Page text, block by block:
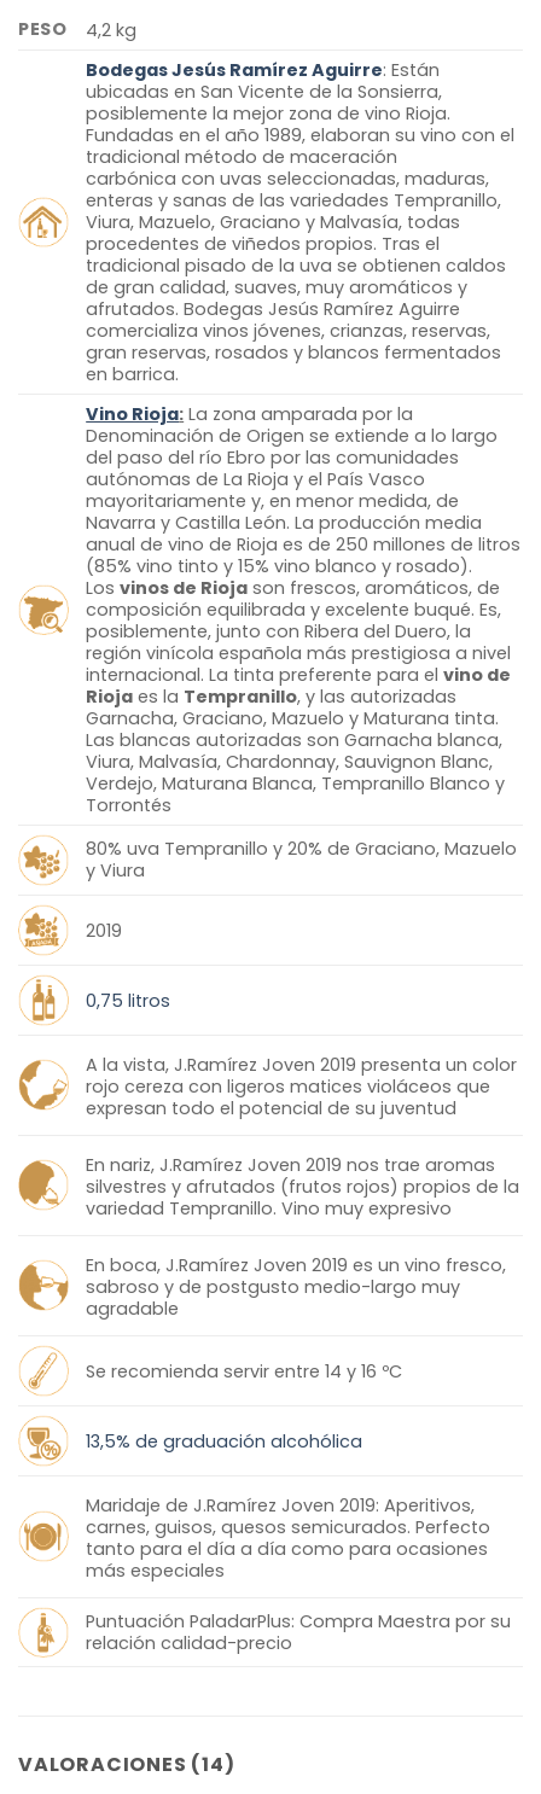
PESO
4,2 kg
Bodegas Jesús Ramírez Aguirre: Están
ubicadas en San Vicente de la Sonsierra,
posiblemente la mejor zona de vino Rioja.
Fundadas en el año 1989, elaboran su vino con el
tradicional método de maceración
carbónica con uvas seleccionadas, maduras,
enteras y sanas de las variedades Tempranillo,
Viura, Mazuelo, Graciano y Malvasía, todas
procedentes de viñedos propios. Tras el
tradicional pisado de la uva se obtienen caldos
de gran calidad, suaves, muy aromáticos y
afrutados. Bodegas Jesús Ramírez Aguirre
comercializa vinos jóvenes, crianzas, reservas,
gran reservas, rosados y blancos fermentados
en barrica.
Vino Rioja: La zona amparada por la
Denominación de Origen se extiende a lo largo
del paso del río Ebro por las comunidades
autónomas de La Rioja y el País Vasco
mayoritariamente y, en menor medida, de
Navarra y Castilla León. La producción media
anual de vino de Rioja es de 250 millones de litros
(85% vino tinto y 15% vino blanco y rosado).
Losvinos de Rioja son frescos, aromáticos, de
composición equilibrada y excelente buqué. Es,
posiblemente, junto con Ribera del Duero, la
región vinícola española más prestigiosa a nivel
internacional. La tinta preferente para elvino de
Rioja es la Tempranillo, y las autorizadas
Garnacha, Graciano, Mazuelo y Maturana tinta.
Las blancas autorizadas son Garnacha blanca,
Viura, Malvasía, Chardonnay, Sauvignon Blanc,
Verdejo, Maturana Blanca, Tempranillo Blanco y
Torrontés
80% uva Tempranillo y 20% de Graciano, Mazuelo
y Viura
2019
0,75 litros
A la vista, J.Ramírez Joven 2019 presenta un color
rojo cereza con ligeros matices violáceos que
expresan todo el potencial de su juventud
En nariz, J.Ramírez Joven 2019 nos trae aromas
silvestres y afrutados (frutos rojos) propios de la
variedad Tempranillo. Vino muy expresivo
En boca, J.Ramírez Joven 2019 es un vino fresco,
sabroso y de postgusto medio-largo muy
agradable
Se recomienda servir entre 14 y 16 ºC
13,5% de graduación alcohólica
Maridaje de J.Ramírez Joven 2019: Aperitivos,
carnes, guisos, quesos semicurados. Perfecto
tanto para el día a día como para ocasiones
más especiales
Puntuación PaladarPlus: Compra Maestra por su
relación calidad-precio
VALORACIONES (14)